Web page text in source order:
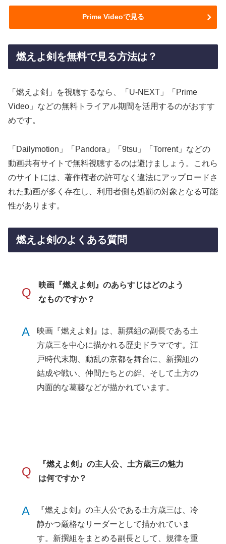
Prime Videoで見る
燃えよ剣を無料で見る方法は？
「燃えよ剣」を視聴するなら、「U-NEXT」「Prime
Video」などの無料トライアル期間を活用するのがおすす
めです。
「Dailymotion」「Pandora」「9tsu」「Torrent」などの
動画共有サイトで無料視聴するのは避けましょう。これら
のサイトには、著作権者の許可なく違法にアップロードさ
れた動画が多く存在し、利用者側も処罰の対象となる可能
性があります。
燃えよ剣のよくある質問
Q
映画『燃えよ剣』のあらすじはどのよう
なものですか？
A
映画『燃えよ剣』は、新撰組の副長である土
方歳三を中心に描かれる歴史ドラマです。江
戸時代末期、動乱の京都を舞台に、新撰組の
結成や戦い、仲間たちとの絆、そして土方の
内面的な葛藤などが描かれています。
Q
『燃えよ剣』の主人公、土方歳三の魅力
は何ですか？
A
『燃えよ剣』の主人公である土方歳三は、冷
静かつ厳格なリーダーとして描かれていま
す。新撰組をまとめる副長として、規律を重